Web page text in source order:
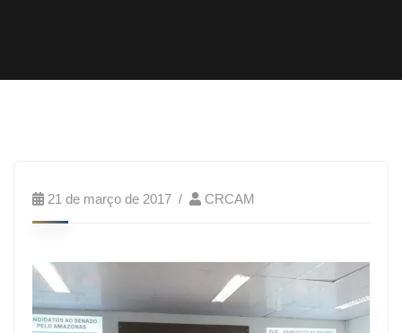
21 de março de 2017 CRCAM